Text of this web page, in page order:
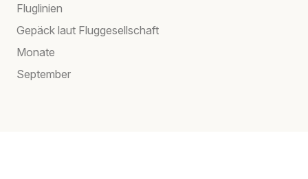
Fluglinien
Gepäck laut Fluggesellschaft
Monate
September